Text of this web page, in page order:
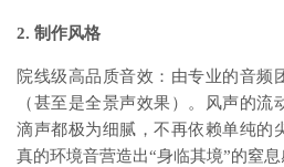
2. 制作风格
院线级高品质音效：由专业的音频
（甚至是全景声效果）。风声的流
滴声都极为细腻，不再依赖单纯的
真的环境音营造出“身临其境”的窒息